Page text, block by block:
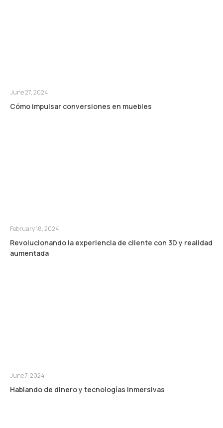
June 27, 2024
Cómo impulsar conversiones en muebles
February 18, 2024
Revolucionando la experiencia de cliente con 3D y realidad
aumentada
June 7, 2024
Hablando de dinero y tecnologías inmersivas